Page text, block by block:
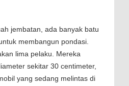
jembatan, ada banyak batu
membangun pondasi.
lima pelaku. Mereka
sekitar 30 centimeter,
yang sedang melintas di